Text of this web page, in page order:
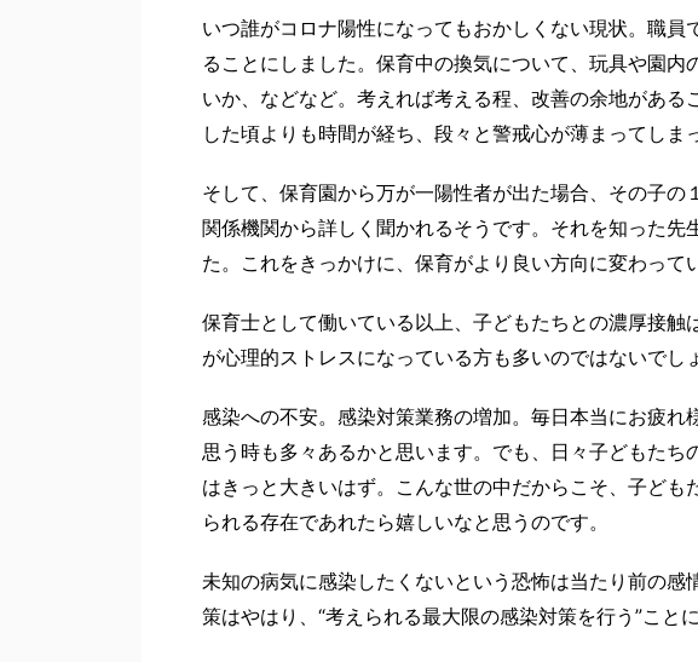
いつ誰がコロナ陽性になってもおかしくない現状。職
ることにしました。保育中の換気について、玩具や園
いか、などなど。考えれば考える程、改善の余地があ
した頃よりも時間が経ち、段々と警戒心が薄まってしま
そして、保育園から万が一陽性者が出た場合、その子
関係機関から詳しく聞かれるそうです。それを知った先
た。これをきっかけに、保育がより良い方向に変わって
保育士として働いている以上、子どもたちとの濃厚接
が心理的ストレスになっている方も多いのではないでし
感染への不安。感染対策業務の増加。毎日本当にお疲れ
思う時も多々あるかと思います。でも、日々子どもたち
はきっと大きいはず。こんな世の中だからこそ、子ども
られる存在であれたら嬉しいなと思うのです。
未知の病気に感染したくないという恐怖は当たり前の
策はやはり、“考えられる最大限の感染対策を行う”こと